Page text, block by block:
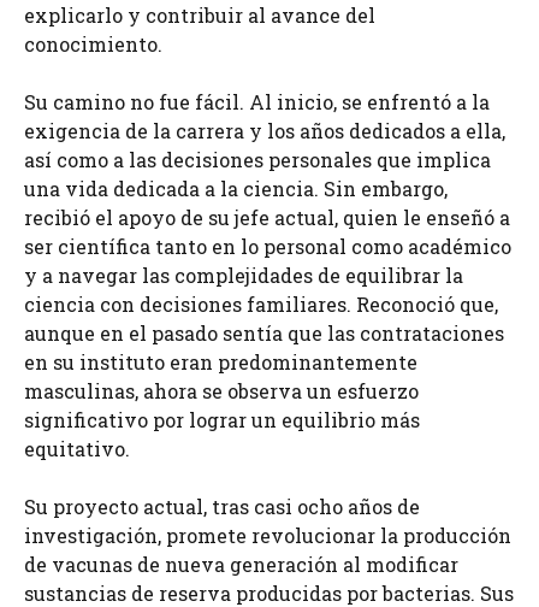
explicarlo y contribuir al avance del
conocimiento.
Su camino no fue fácil. Al inicio, se enfrentó a la
exigencia de la carrera y los años dedicados a ella,
así como a las decisiones personales que implica
una vida dedicada a la ciencia. Sin embargo,
recibió el apoyo de su jefe actual, quien le enseñó a
ser científica tanto en lo personal como académico
y a navegar las complejidades de equilibrar la
ciencia con decisiones familiares. Reconoció que,
aunque en el pasado sentía que las contrataciones
en su instituto eran predominantemente
masculinas, ahora se observa un esfuerzo
significativo por lograr un equilibrio más
equitativo.
Su proyecto actual, tras casi ocho años de
investigación, promete revolucionar la producción
de vacunas de nueva generación al modificar
sustancias de reserva producidas por bacterias. Sus